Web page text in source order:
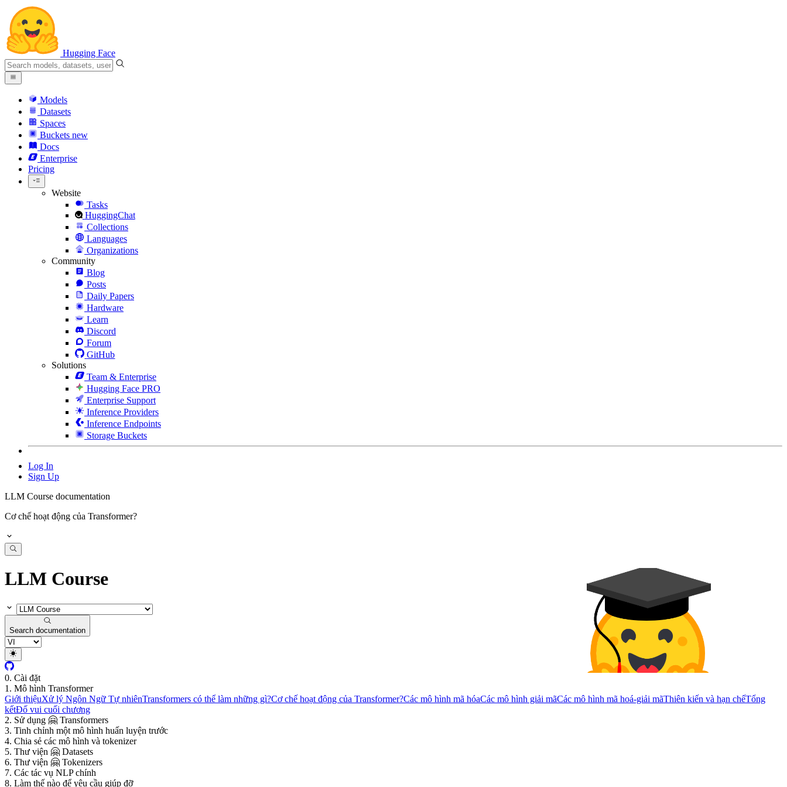
Hugging Face
Models
Datasets
Spaces
Buckets new
Docs
Enterprise
Pricing
Website
Tasks
HuggingChat
Collections
Languages
Organizations
Community
Blog
Posts
Daily Papers
Hardware
Learn
Discord
Forum
GitHub
Solutions
Team & Enterprise
Hugging Face PRO
Enterprise Support
Inference Providers
Inference Endpoints
Storage Buckets
Log In
Sign Up
LLM Course documentation
Cơ chế hoạt động của Transformer?
LLM Course
Search documentation
0. Cài đặt
1. Mô hình Transformer
Giới thiệuXử lý Ngôn Ngữ Tự nhiênTransformers có thể làm những gì?Cơ chế hoạt động của Transformer?Các mô hình mã hóaCác mô hình giải mãCác mô hình mã hoá-giải mãThiên kiến và hạn chếTổng
kếtĐố vui cuối chương
2. Sử dụng 🤗 Transformers
3. Tinh chỉnh một mô hình huấn luyện trước
4. Chia sẻ các mô hình và tokenizer
5. Thư viện 🤗 Datasets
6. Thư viện 🤗 Tokenizers
7. Các tác vụ NLP chính
8. Làm thế nào để yêu cầu giúp đỡ